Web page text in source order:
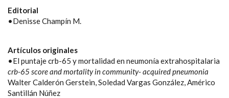
Editorial
•Denisse Champín M.
Artículos originales
•El puntaje crb-65 y mortalidad en neumonía extrahospitalaria
crb-65 score and mortality in community- acquired pneumonia
Walter Calderón Gerstein, Soledad Vargas González, Américo
Santillán Núñez